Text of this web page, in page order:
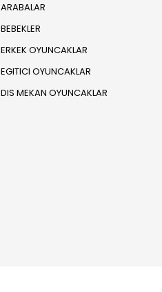
ARABALAR
BEBEKLER
ERKEK OYUNCAKLAR
EGITICI OYUNCAKLAR
DIS MEKAN OYUNCAKLAR